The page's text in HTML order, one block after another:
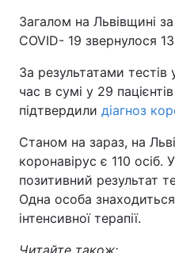
Загалом на Львівщині
COVID- 19 звернулося
За результатами
час в сумі у 29
підтвердили діагноз
Станом на зараз, на
коронавірус є 110 осіб.
позитивний результат
Одна особа знаходиться
інтенсивної терапії.